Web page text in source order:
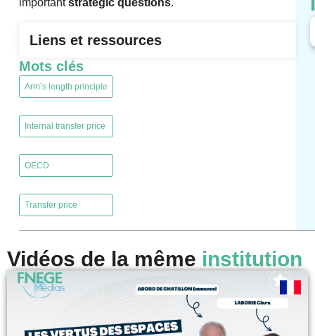
importantstrategic questions.
Liens et ressources
Mots clés
Arm’s length principle
Internal transfer price
OECD
Transfer price
Vidéos de la même institution